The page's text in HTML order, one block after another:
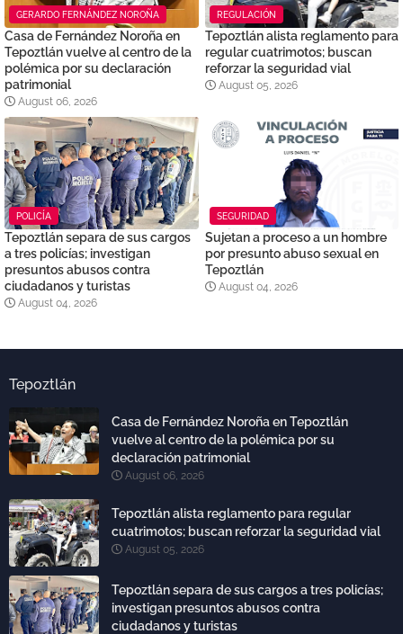
GERARDO FERNÁNDEZ NOROÑA
Casa de Fernández Noroña en
Tepoztlán vuelve al centro de la
polémica por su declaración
patrimonial
August 06, 2026
REGULACIÓN
Tepoztlán alista reglamento para
regular cuatrimotos; buscan
reforzar la seguridad vial
August 05, 2026
POLICÍA
Tepoztlán separa de sus cargos
a tres policías; investigan
presuntos abusos contra
ciudadanos y turistas
August 04, 2026
SEGURIDAD
Sujetan a proceso a un hombre
por presunto abuso sexual en
Tepoztlán
August 04, 2026
Tepoztlán
Casa de Fernández Noroña en Tepoztlán
vuelve al centro de la polémica por su
declaración patrimonial
August 06, 2026
Tepoztlán alista reglamento para regular
cuatrimotos; buscan reforzar la seguridad vial
August 05, 2026
Tepoztlán separa de sus cargos a tres policías;
investigan presuntos abusos contra
ciudadanos y turistas